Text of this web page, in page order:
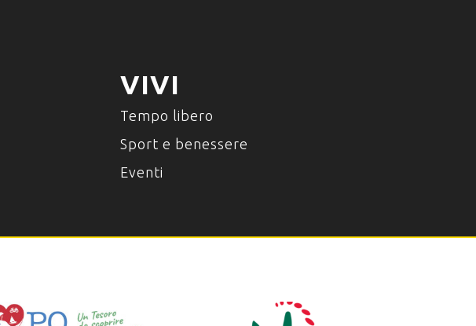
VIVI
Tempo libero
Sport e benessere
Eventi